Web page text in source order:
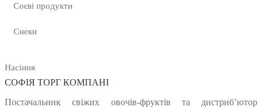
Соєві продукти
Снеки
Насіння
СОФІЯ ТОРГ КОМПАНІ
Постачальник свіжих овочів-фруктів та дистриб’ютор